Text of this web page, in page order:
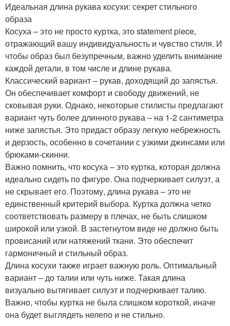
Идеальная длина рукава косухи: секрет стильного
образа
Косуха – это не просто куртка, это statement piece,
отражающий вашу индивидуальность и чувство стиля. И
чтобы образ был безупречным, важно уделить внимание
каждой детали, в том числе и длине рукава.
Классический вариант – рукав, доходящий до запястья.
Он обеспечивает комфорт и свободу движений, не
сковывая руки. Однако, некоторые стилисты предлагают
вариант чуть более длинного рукава – на 1-2 сантиметра
ниже запястья. Это придаст образу легкую небрежность
и дерзость, особенно в сочетании с узкими джинсами или
брюками-скинни.
Важно помнить, что косуха – это куртка, которая должна
идеально сидеть по фигуре. Она подчеркивает силуэт, а
не скрывает его. Поэтому, длина рукава – это не
единственный критерий выбора. Куртка должна четко
соответствовать размеру в плечах, не быть слишком
широкой или узкой. В застегнутом виде не должно быть
провисаний или натяжений ткани. Это обеспечит
гармоничный и стильный образ.
Длина косухи также играет важную роль. Оптимальный
вариант – до талии или чуть ниже. Такая длина
визуально вытягивает силуэт и подчеркивает талию.
Важно, чтобы куртка не была слишком короткой, иначе
она будет выглядеть нелепо и не стильно.